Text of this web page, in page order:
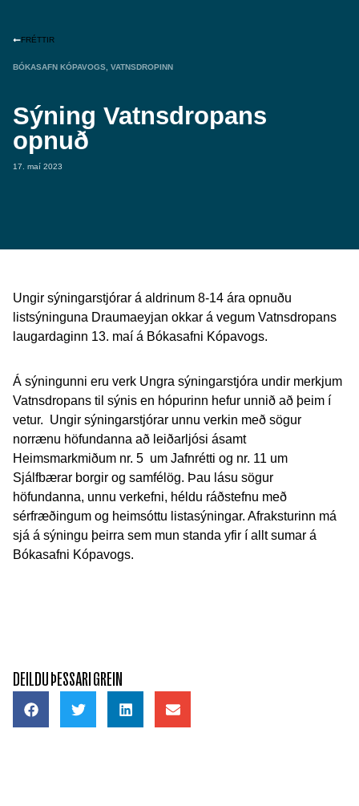
FRÉTTIR
BÓKASAFN KÓPAVOGS VATNSDROPINN
Sýning Vatnsdropans
opnuð
17. maí 2023
Ungir sýningarstjórar á aldrinum 8-14 ára opnuðu
listsýninguna Draumaeyjan okkar á vegum Vatnsdropans
laugardaginn 13. maí á Bókasafni Kópavogs.
Á sýningunni eru verk Ungra sýningarstjóra undir merkjum
Vatnsdropans til sýnis en hópurinn hefur unnið að þeim í
vetur. Ungir sýningarstjórar unnu verkin með sögur
norrænu höfundanna að leiðarljósi ásamt
Heimsmarkmiðum nr. 5 um Jafnrétti og nr. 11 um
Sjálfbærar borgir og samfélög. Þau lásu sögur
höfundanna, unnu verkefni, héldu ráðstefnu með
sérfræðingum og heimsóttu listasýningar. Afraksturinn má
sjá á sýningu þeirra sem mun standa yfir í allt sumar á
Bókasafni Kópavogs.
DEILDU ÞESSARI GREIN